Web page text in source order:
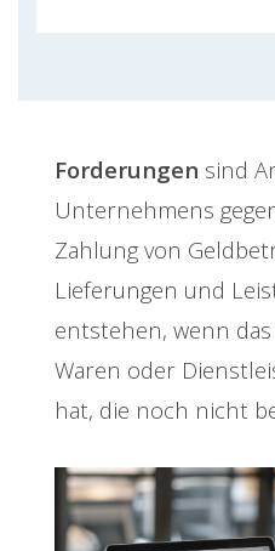
Forderungen sind
Unternehmens
Zahlung von
Lieferungen und
entstehen, wenn
Waren oder
hat, die noch nicht